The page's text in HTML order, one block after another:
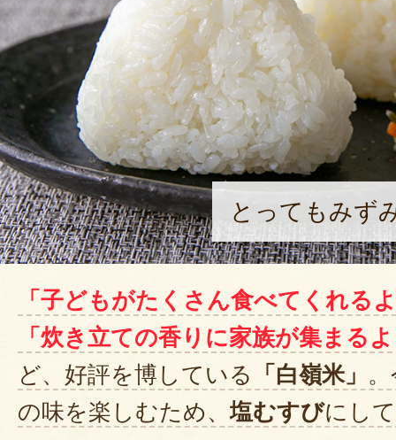
とってもみず
「子どもがたくさん食べてくれる
「炊き立ての香りに家族が集まる
ど、好評を博している
「白嶺米」
の味を楽しむため、塩むすびにし